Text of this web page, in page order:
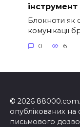
інструмент
Блокноти як
комунікації
0 6
© 2026
опублікованих на
письмового